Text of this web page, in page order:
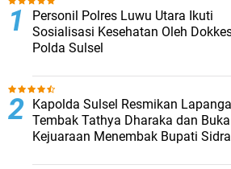
Personil Polres Luwu Utara Ikuti
Sosialisasi Kesehatan Oleh
Polda Sulsel
Kapolda Sulsel Resmikan
Tembak Tathya Dharaka dan Buka
Kejuaraan Menembak Bupati